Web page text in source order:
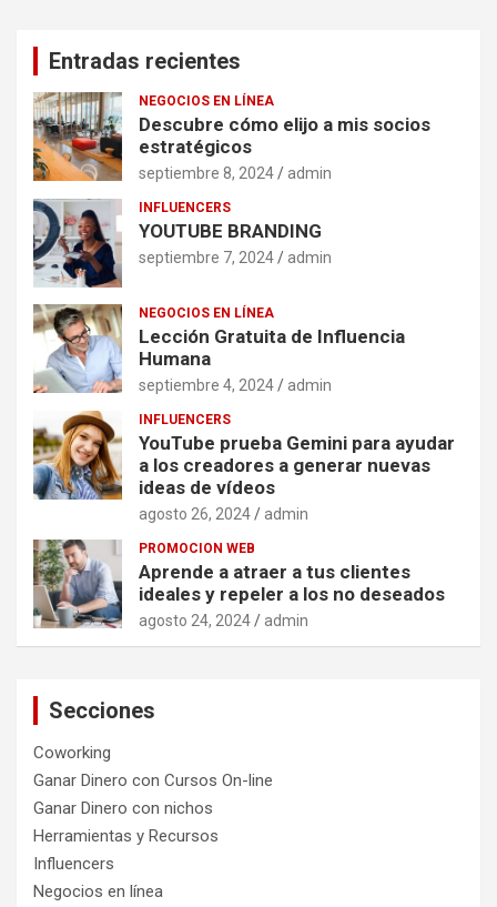
Entradas recientes
NEGOCIOS EN LÍNEA
Descubre cómo elijo a mis socios
estratégicos
septiembre 8, 2024 admin
INFLUENCERS
YOUTUBE BRANDING
septiembre 7, 2024 admin
NEGOCIOS EN LÍNEA
Lección Gratuita de Influencia
Humana
septiembre 4, 2024 admin
INFLUENCERS
YouTube prueba Gemini para ayudar
a los creadores a generar nuevas
ideas de vídeos
agosto 26, 2024 admin
PROMOCION WEB
Aprende a atraer a tus clientes
ideales y repeler a los no deseados
agosto 24, 2024 admin
Secciones
Coworking
Ganar Dinero con Cursos On-line
Ganar Dinero con nichos
Herramientas y Recursos
Influencers
Negocios en línea